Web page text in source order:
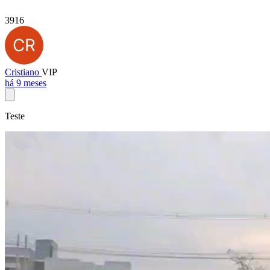
3916
Cristiano VIP
há 9 meses
Teste